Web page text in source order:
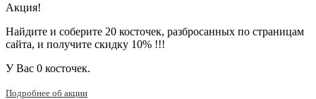
Акция!
Найдите и соберите 20 косточек, разбросанных по страницам
сайта, и получите скидку 10% !!!
У Вас 0 косточек.
Подробнее об акции